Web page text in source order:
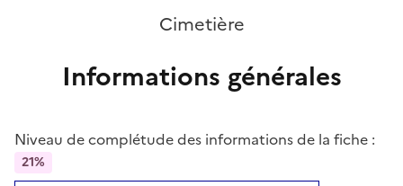
Cimetière
Informations générales
Niveau de complétude des informations de la fiche :
21%